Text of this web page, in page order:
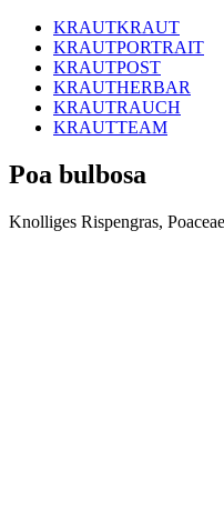
KRAUTKRAUT
KRAUTPORTRAIT
KRAUTPOST
KRAUTHERBAR
KRAUTRAUCH
KRAUTTEAM
Poa bulbosa
Knolliges Rispengras,